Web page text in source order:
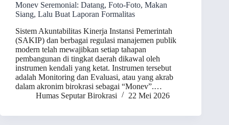
Monev Seremonial: Datang, Foto-Foto, Makan
Siang, Lalu Buat Laporan Formalitas
Sistem Akuntabilitas Kinerja Instansi Pemerintah
(SAKIP) dan berbagai regulasi manajemen publik
modern telah mewajibkan setiap tahapan
pembangunan di tingkat daerah dikawal oleh
instrumen kendali yang ketat. Instrumen tersebut
adalah Monitoring dan Evaluasi, atau yang akrab
dalam akronim birokrasi sebagai “Monev”.…
Humas Seputar Birokrasi
22 Mei 2026